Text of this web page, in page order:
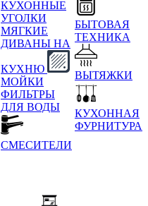
КУХОННЫЕ
УГОЛКИ
МЯГКИЕ
ДИВАНЫ НА
КУХНЮ
МОЙКИ
ФИЛЬТРЫ
ДЛЯ ВОДЫ
СМЕСИТЕЛИ
БЫТОВАЯ
ТЕХНИКА
ВЫТЯЖКИ
КУХОННАЯ
ФУРНИТУРА